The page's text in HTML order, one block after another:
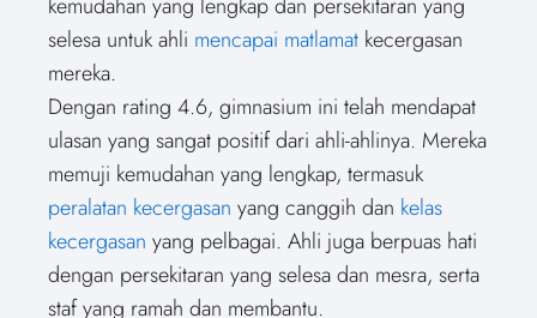
kemudahan yang lengkap dan persekitaran yang
selesa untuk ahli mencapai matlamat kecergasan
mereka.
Dengan rating 4.6, gimnasium ini telah mendapat
ulasan yang sangat positif dari ahli-ahlinya. Mereka
memuji kemudahan yang lengkap, termasuk
peralatan kecergasan yang canggih dan kelas
kecergasan yang pelbagai. Ahli juga berpuas hati
dengan persekitaran yang selesa dan mesra, serta
staf yang ramah dan membantu.